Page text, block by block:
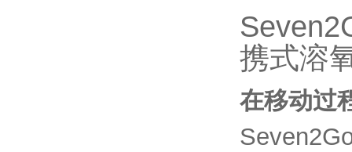
携式溶
在移动过